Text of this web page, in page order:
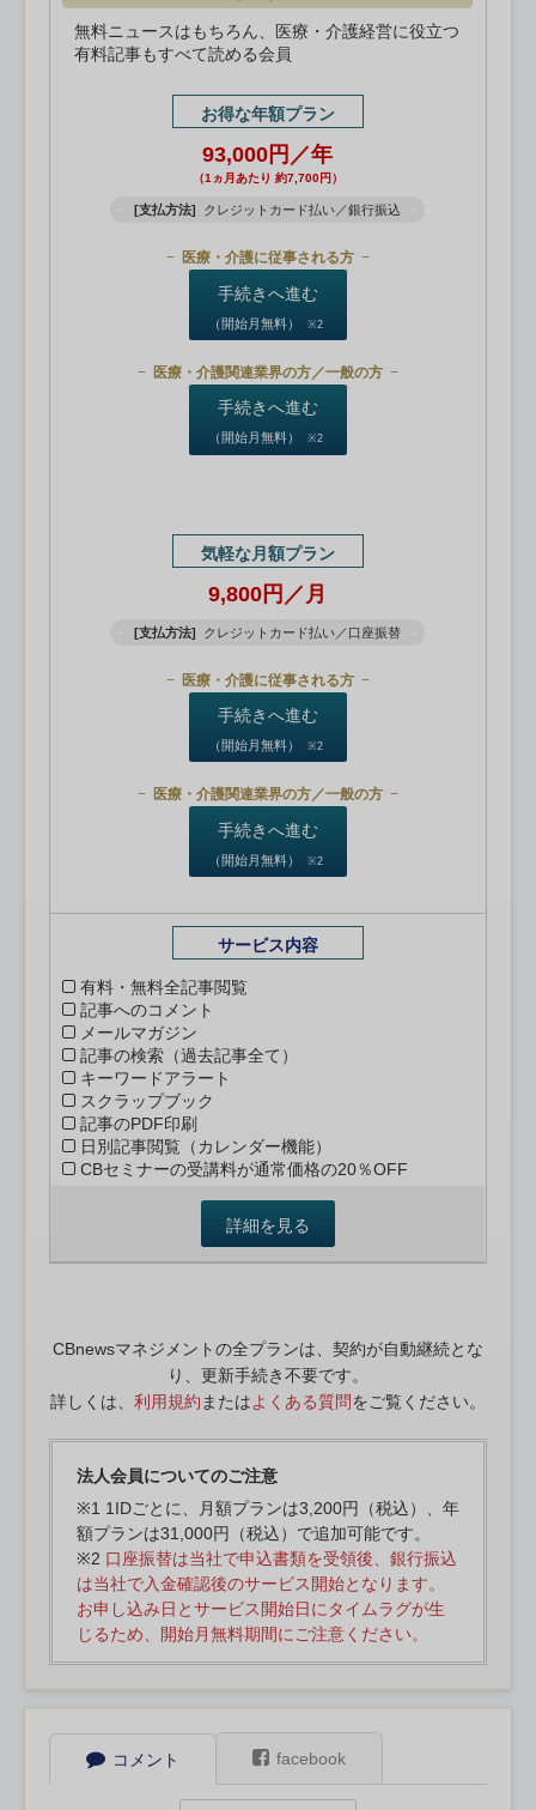
無料ニュースはもちろん、医療・介護経営に役立つ
有料記事もすべて読める会員
お得な年額プラン
93,000円／年
（1ヵ月あたり 約7,700円）
[支払方法] クレジットカード払い／銀行振込
医療・介護に従事される方
手続きへ進む
（開始月無料） ※2
医療・介護関連業界の方／一般の方
手続きへ進む
（開始月無料） ※2
気軽な月額プラン
9,800円／月
[支払方法] クレジットカード払い／口座振替
医療・介護に従事される方
手続きへ進む
（開始月無料） ※2
医療・介護関連業界の方／一般の方
手続きへ進む
（開始月無料） ※2
サービス内容
有料・無料全記事閲覧
記事へのコメント
メールマガジン
記事の検索（過去記事全て）
キーワードアラート
スクラップブック
記事のPDF印刷
日別記事閲覧（カレンダー機能）
CBセミナーの受講料が通常価格の20％OFF
詳細を見る
CBnewsマネジメントの全プランは、契約が自動継続とな
り、更新手続き不要です。
詳しくは、 利用規約 またはよくある質問をご覧ください。
法人会員についてのご注意
※1 1IDごとに、月額プランは3,200円（税込）、年
額プランは31,000円（税込）で追加可能です。
※2 口座振替は当社で申込書類を受領後、銀行振込
は当社で入金確認後のサービス開始となります。
お申し込み日とサービス開始日にタイムラグが生
じるため、開始月無料期間にご注意ください。
コメント facebook